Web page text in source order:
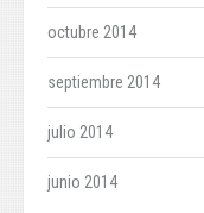
octubre 2014
septiembre 2014
julio 2014
junio 2014